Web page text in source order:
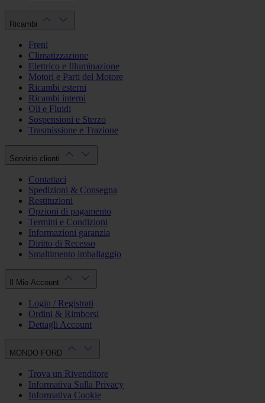
Ricambi
Freni
Climatizzazione
Elettrico e Illuminazione
Motori e Parti del Motore
Ricambi esterni
Ricambi interni
Oli e Fluidi
Sospensioni e Sterzo
Trasmissione e Trazione
Servizio clienti
Contattaci
Spedizioni & Consegna
Restituzioni
Opzioni di pagamento
Termini e Condizioni
Informazioni garanzia
Diritto di Recesso
Smaltimento imballaggio
Il Mio Account
Login / Registrati
Ordini & Rimborsi
Dettagli Account
MONDO FORD
Trova un Rivenditore
Informativa Sulla Privacy
Informativa Cookie